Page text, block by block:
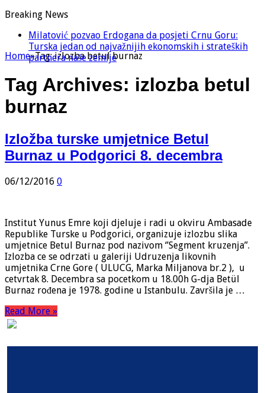
Breaking News
Milatović pozvao Erdogana da posjeti Crnu Goru:
Turska jedan od najvažnijih ekonomskih i strateških
partnera naše zemlje
Home»Tag:izlozba betul burnaz
Tag Archives: izlozba betul
burnaz
Izložba turske umjetnice Betul
Burnaz u Podgorici 8. decembra
06/12/2016 0
Institut Yunus Emre koji djeluje i radi u okviru Ambasade
Republike Turske u Podgorici, organizuje izlozbu slika
umjetnice Betul Burnaz pod nazivom ‘’Segment kruzenja’’.
Izlozba ce se odrzati u galeriji Udruzenja likovnih
umjetnika Crne Gore ( ULUCG, Marka Miljanova br.2 ), u
cetvrtak 8. Decembra sa pocetkom u 18.00h G-dja Betül
Burnaz rođena je 1978. godine u Istanbulu. Završila je …
Read More »